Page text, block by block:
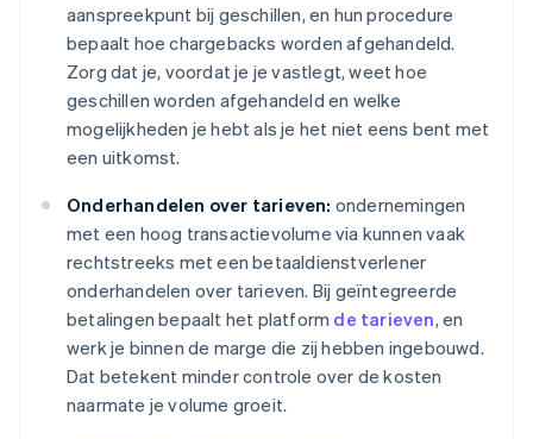
aanspreekpunt bij geschillen, en hun procedure
bepaalt hoe chargebacks worden afgehandeld.
Zorg dat je, voordat je je vastlegt, weet hoe
geschillen worden afgehandeld en welke
mogelijkheden je hebt als je het niet eens bent met
een uitkomst.
Onderhandelen over tarieven: ondernemingen
met een hoog transactievolume via kunnen vaak
rechtstreeks met een betaaldienstverlener
onderhandelen over tarieven. Bij geïntegreerde
betalingen bepaalt het platform de tarieven, en
werk je binnen de marge die zij hebben ingebouwd.
Dat betekent minder controle over de kosten
naarmate je volume groeit.